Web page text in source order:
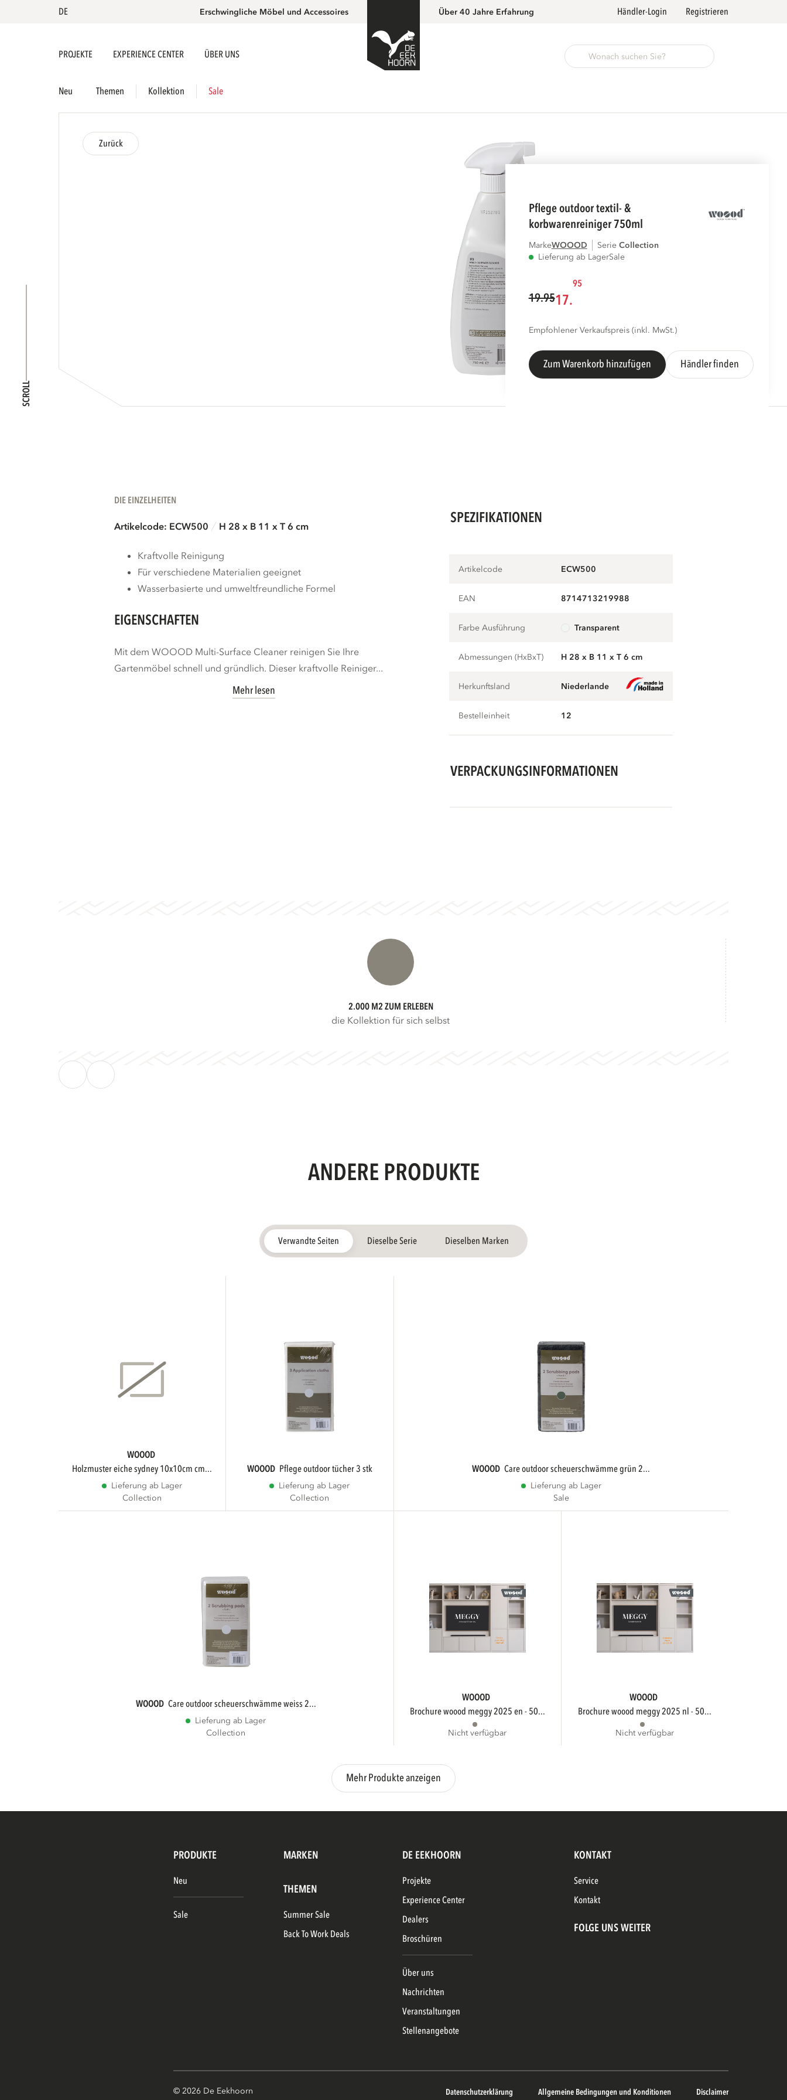
DE Erschwingliche Möbel und Accessoires Über 40 Jahre Erfahrung Händler-Login Registrieren
PROJEKTE EXPERIENCE CENTER ÜBER UNS
Neu Themen Kollektion Sale
SCROLL
Zurück
pflege outdoor textil- &
korbwarenreiniger 750ml
MarkeWOOOD Serie
collection
Lieferung ab LagerSale
19.9517.
95
Empfohlener Verkaufspreis (inkl. MwSt.)
Zum Warenkorb hinzufügen Händler finden
DIE EINZELHEITEN
Artikelcode: ECW500 H 28 x B 11 x T 6 cm
Kraftvolle Reinigung
Für verschiedene Materialien geeignet
Wasserbasierte und umweltfreundliche Formel
EIGENSCHAFTEN
Mit dem WOOOD Multi-Surface Cleaner reinigen Sie Ihre
Gartenmöbel schnell und gründlich. Dieser kraftvolle Reiniger...
Mehr lesen
SPEZIFIKATIONEN
Artikelcode ECW500
EAN 8714713219988
Farbe Ausführung transparent
Abmessungen (HxBxT) H 28 x B 11 x T 6 cm
Herkunftsland Niederlande
Bestelleinheit 12
VERPACKUNGSINFORMATIONEN
2.000 M2 ZUM ERLEBEN
die Kollektion für sich selbst
ANDERE PRODUKTE
Verwandte Seiten Dieselbe Serie Dieselben Marken
WOOOD
holzmuster eiche sydney 10x10cm cm...
Lieferung ab Lager
Collection
WOOOD pflege outdoor tücher 3 stk
Lieferung ab Lager
Collection
WOOOD care outdoor scheuerschwämme grün 2...
Lieferung ab Lager
Sale
WOOOD care outdoor scheuerschwämme weiss 2...
Lieferung ab Lager
Collection
WOOOD
brochure woood meggy 2025 en - 50...
Nicht verfügbar
WOOOD
brochure woood meggy 2025 nl - 50...
Nicht verfügbar
Mehr Produkte anzeigen
PRODUKTE MARKEN
Neu
Sale
THEMEN
Summer Sale
Back To Work Deals
DE EEKHOORN
Projekte
Experience Center
Dealers
Broschüren
Über uns
Nachrichten
Veranstaltungen
Stellenangebote
KONTAKT
Service
Kontakt
FOLGE UNS WEITER
© 2026 De Eekhoorn Datenschutzerklärung Allgemeine Bedingungen und Konditionen Disclaimer